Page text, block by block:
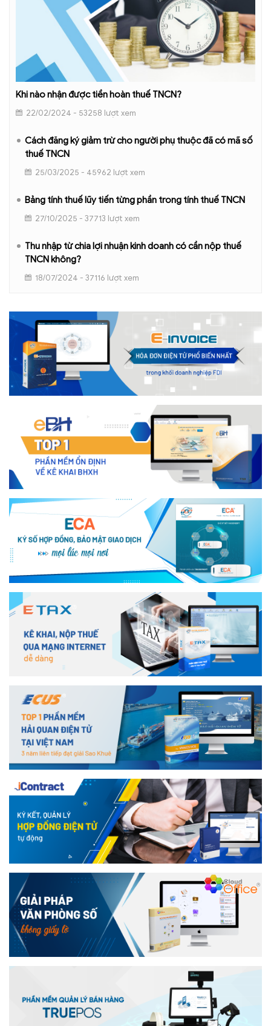
Khi nào nhận được tiền hoàn thuế TNCN?
22/02/2024 - 53258 lượt xem
Cách đăng ký giảm trừ cho người phụ thuộc đã có mã số
thuế TNCN
25/03/2025 - 45962 lượt xem
Bảng tính thuế lũy tiến từng phần trong tính thuế TNCN
27/10/2025 - 37713 lượt xem
Thu nhập từ chia lợi nhuận kinh doanh có cần nộp thuế
TNCN không?
18/07/2024 - 37116 lượt xem